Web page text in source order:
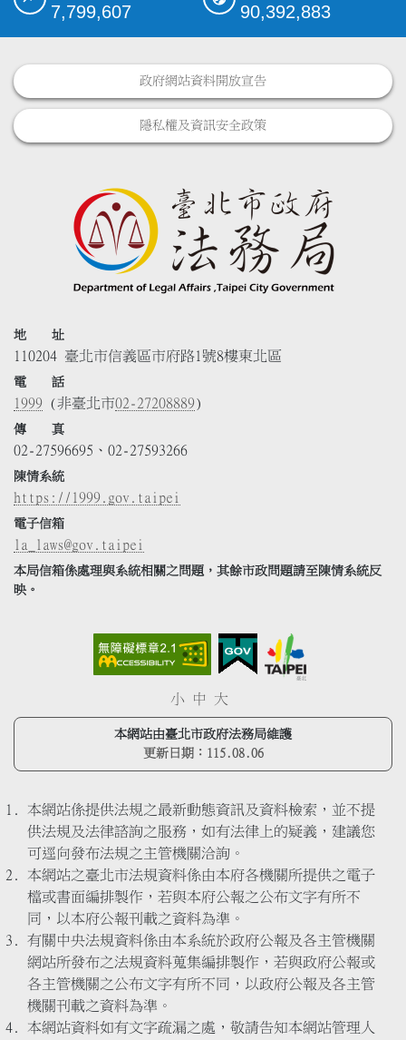
7,799,607 90,392,883
政府網站資料開放宣告
隱私權及資訊安全政策
地 址
110204 臺北市信義區市府路1號8樓東北區
電 話
1999 (非臺北市02-27208889)
傳 真
02-27596695、02-27593266
陳情系統
https://1999.gov.taipei
電子信箱
la_laws@gov.taipei
本局信箱係處理與系統相關之問題，其餘市政問題請至陳情系統反
映。
小 中 大
本網站由臺北市政府法務局維護
更新日期： 115.08.06
本網站係提供法規之最新動態資訊及資料檢索，並不提
供法規及法律諮詢之服務，如有法律上的疑義，建議您
可逕向發布法規之主管機關洽詢。
本網站之臺北市法規資料係由本府各機關所提供之電子
檔或書面編排製作，若與本府公報之公布文字有所不
同，以本府公報刊載之資料為準。
有關中央法規資料係由本系統於政府公報及各主管機關
網站所發布之法規資料蒐集編排製作，若與政府公報或
各主管機關之公布文字有所不同，以政府公報及各主管
機關刊載之資料為準。
本網站資料如有文字疏漏之處，敬請告知本網站管理人